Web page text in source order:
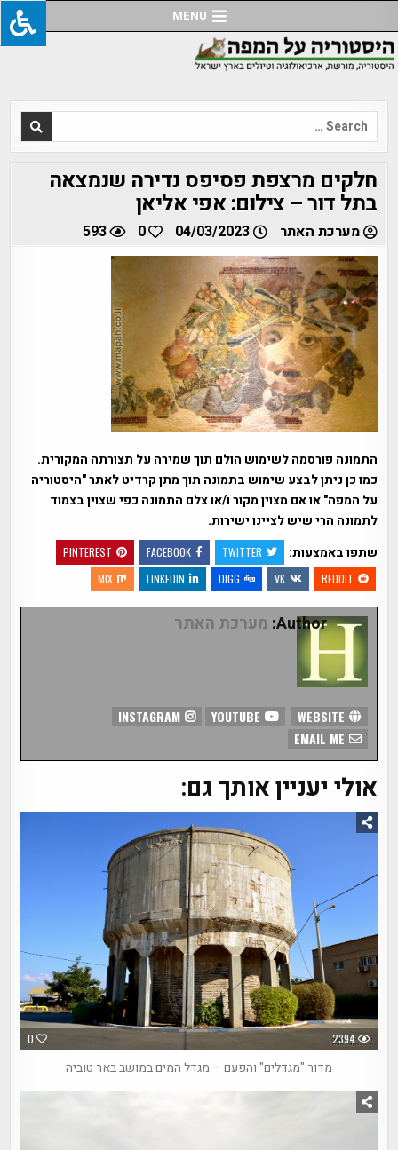
to
content
MENU
Search
for:
חלקים מרצפת פסיפס נדירה שנמצאה
בתל דור – צילום: אפי אליאן
מערכת האתר 04/03/2023
0
593
התמונה פורסמה לשימוש הולם תוך שמירה על תצורתה המקורית.
כמו כן ניתן לבצע שימוש בתמונה תוך מתן קרדיט לאתר "היסטוריה
על המפה" או אם מצוין מקור ו/או צלם התמונה כפי שצוין בצמוד
לתמונה הרי שיש לציינו ישירות.
שתפו באמצעות:
TWITTER
FACEBOOK
PINTEREST
REDDIT
VK
DIGG
LINKEDIN
MIX
Author: מערכת האתר
INSTAGRAM
אולי יעניין אותך גם:
0 2394
מדור "מגדלים" והפעם – מגדל המים במושב באר טוביה